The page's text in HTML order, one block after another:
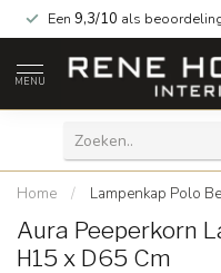
Een 9,3/10 als
MENU
Home / Lampenkap Polo
Aura Peeperkorn
H15 x D65 Cm